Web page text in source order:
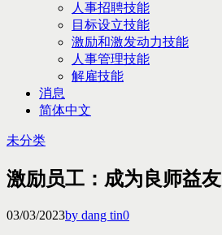
人事招聘技能
目标设立技能
激励和激发动力技能
人事管理技能
解雇技能
消息
简体中文
未分类
激励员工：成为良师益友
03/03/2023by dang tin0